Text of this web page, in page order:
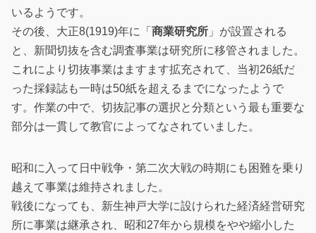
いるようです。
その後、大正8(1919)年に「 商業研究所 」が設置される
と、新聞切抜を含む調査事業は研究所に移管されました。
これにより切抜事業はますます拡充されて、当初26紙だ
った採録誌も一時は50紙を超えるまでになったようで
す。作業の中で、切抜記事の選択と分類という最も重要な
部分は一貫して教官によってなされていました。
昭和に入って日中戦争・第二次大戦の時期にも困難を乗り
越えて事業は維持されました。
戦後になっても、新生神戸大学に設けられた経済経営研究
所に事業は継承され、昭和27年から規模をやや縮小した